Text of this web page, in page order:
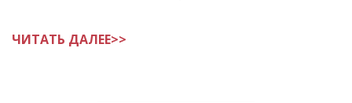
ЧИТАТЬ ДАЛЕЕ>>